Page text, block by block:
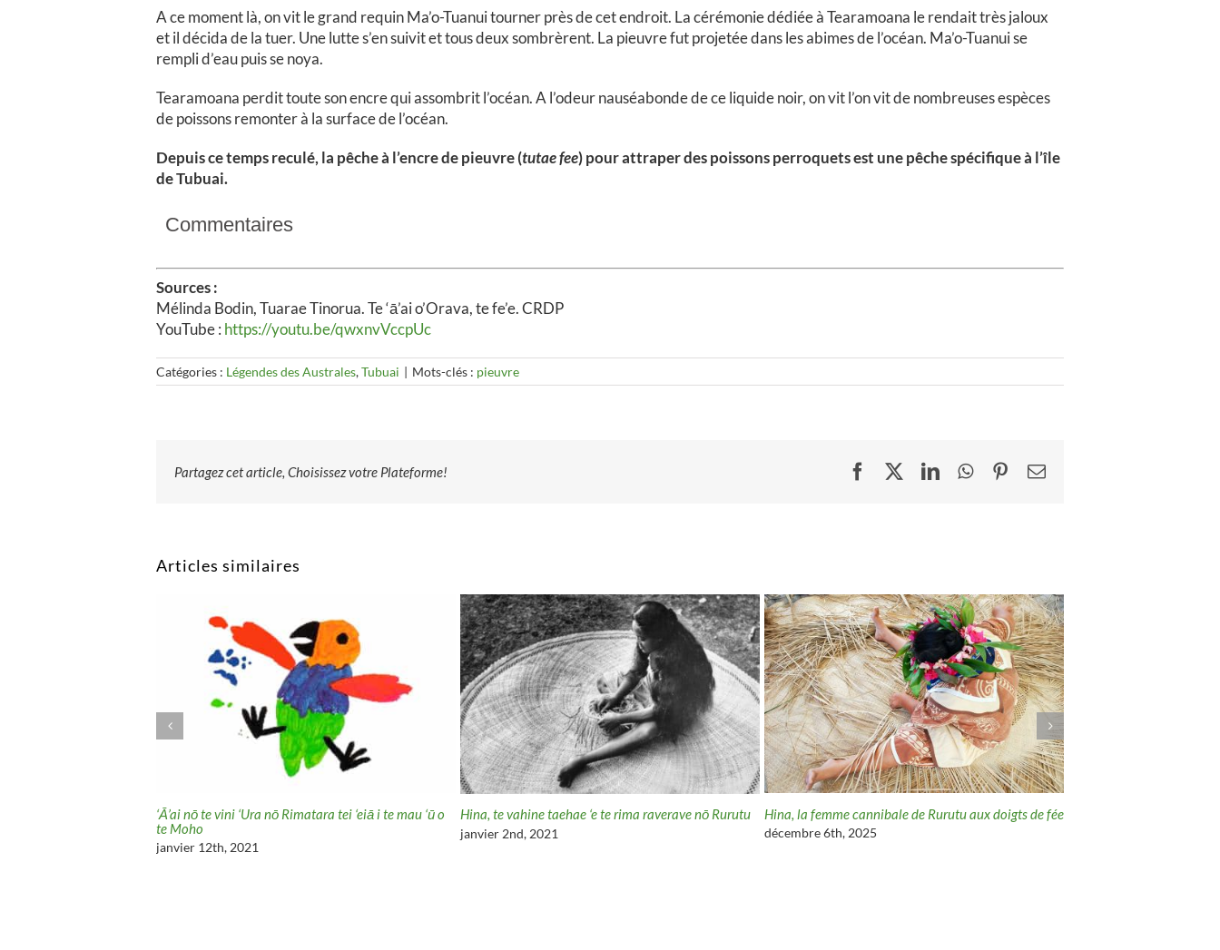
A ce moment là, on vit le grand requin Ma’o-Tuanui tourner près de cet endroit. La cérémonie dédiée à Tearamoana le rendait très jaloux
et il décida de la tuer. Une lutte s’en suivit et tous deux sombrèrent. La pieuvre fut projetée dans les abimes de l’océan. Ma’o-Tuanui se
rempli d’eau puis se noya.
Tearamoana perdit toute son encre qui assombrit l’océan. A l’odeur nauséabonde de ce liquide noir, on vit l’on vit de nombreuses espèces
de poissons remonter à la surface de l’océan.
Depuis ce temps reculé, la pêche à l’encre de pieuvre (tutae fee) pour attraper des poissons perroquets est une pêche spécifique à l’île
de Tubuai.
Commentaires
Sources :
Mélinda Bodin, Tuarae Tinorua. Te ‘ā’ai o’Orava, te fe’e. CRDP
YouTube : https://youtu.be/qwxnvVccpUc
Catégories : Légendes des Australes,Tubuai | Mots-clés : pieuvre
Partagez cet article, Choisissez votre Plateforme! FacebookLinkedInWhatsApp
Pinterest
Email
Articles similaires
‘Ā’ai nō te vini ‘Ura nō Rimatara tei ‘eiā i te mau ‘ū o
te Moho
janvier 12th, 2021
Hina, te vahine taehae ‘e te rima raverave nō Rurutu
janvier 2nd, 2021
Hina, la femme cannibale de Rurutu aux doigts de fée
décembre 6th, 2025
Les tribulations des tiki